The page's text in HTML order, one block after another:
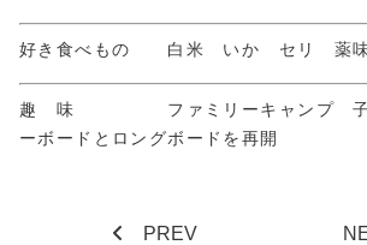
好き食べもの 白米 いか セリ 薬
趣 味 ファミリーキャンプ 子
ーボードとロングボードを再開
PREV